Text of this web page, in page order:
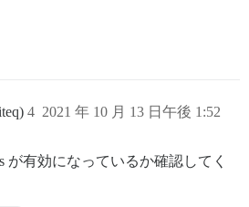
2021 年 10 月 13 日午後 1:52
4
が有効になっているか確認してく